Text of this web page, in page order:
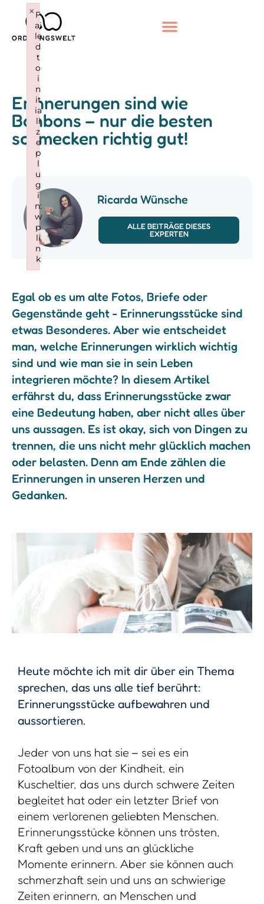
Erinnerungen sind wie
Bonbons – nur die besten
schmecken richtig gut!
Ricarda Wünsche
ALLE BEITRÄGE DIESES
EXPERTEN
Egal ob es um alte Fotos, Briefe oder
Gegenstände geht - Erinnerungsstücke sind
etwas Besonderes. Aber wie entscheidet
man, welche Erinnerungen wirklich wichtig
sind und wie man sie in sein Leben
integrieren möchte? In diesem Artikel
erfährst du, dass Erinnerungsstücke zwar
eine Bedeutung haben, aber nicht alles über
uns aussagen. Es ist okay, sich von Dingen zu
trennen, die uns nicht mehr glücklich machen
oder belasten. Denn am Ende zählen die
Erinnerungen in unseren Herzen und
Gedanken.
Heute möchte ich mit dir über ein Thema
sprechen, das uns alle tief berührt:
Erinnerungsstücke aufbewahren und
aussortieren.
Jeder von uns hat sie – sei es ein
Fotoalbum von der Kindheit, ein
Kuscheltier, das uns durch schwere Zeiten
begleitet hat oder ein letzter Brief von
einem verlorenen geliebten Menschen.
Erinnerungsstücke können uns trösten,
Kraft geben und uns an glückliche
Momente erinnern. Aber sie können auch
schmerzhaft sein und uns an schwierige
Zeiten erinnern, an Menschen und
F
ai
le
d
t
o
i
n
it
ia
li
z
e
p
l
u
g
i
n:
w
p
li
n
k
×
Failed to initialize plugin: wplink